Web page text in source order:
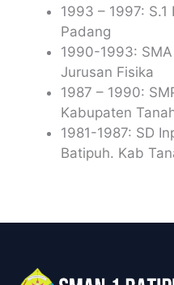
1993 – 1997: S.1
Padang
1990-1993:
Jurusan Fisika
1987 – 1990:
Kabupaten
1981-1987: SD
Batipuh. Kab